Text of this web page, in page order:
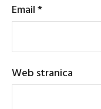
Email*
Web stranica